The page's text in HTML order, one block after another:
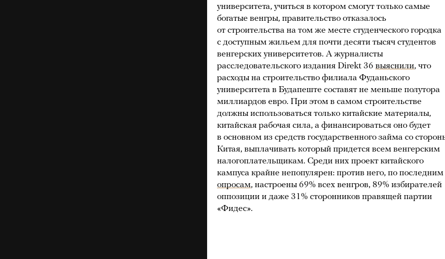
университета, учиться в котором смогут только самые
богатые венгры, правительство отказалось
от строительства на том же месте студенческого городка
с доступным жильем для почти десяти тысяч студентов
венгерских университетов. А журналисты
расследовательского издания Direkt 36 выяснили, что
расходы на строительство филиала Фуданьского
университета в Будапеште составят не меньше полутора
миллиардов евро. При этом в самом строительстве
должны использоваться только китайские материалы,
китайская рабочая сила, а финансироваться оно будет
в основном из средств государственного займа со
Китая, выплачивать который придется всем венгерским
налогоплательщикам. Среди них проект китайского
кампуса крайне непопулярен: против него, по последним
опросам, настроены 69% всех венгров, 89% избирателей
оппозиции и даже 31% сторонников правящей партии
«Фидес».